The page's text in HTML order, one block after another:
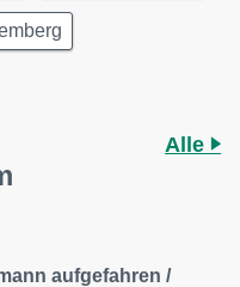
Alle
aufgefahren /